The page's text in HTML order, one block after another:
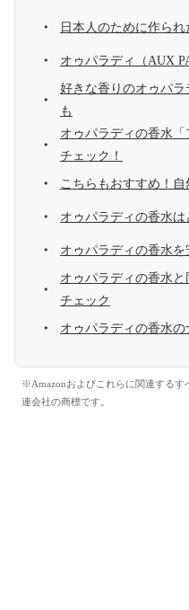
日本人のために作ら
オゥパラディ（AUX
好きな香りのオゥパ
も
オゥパラディの香水
チェック！
こちらもおすすめ！
オゥパラディの香水
オゥパラディの香水
オゥパラディの香水
チェック
オゥパラディの香水
※Amazonおよびこれらに関連するす
連会社の商標です。